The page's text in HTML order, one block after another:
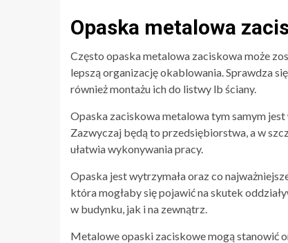
Opaska metalowa
Często opaska metalowa zaciskowa może
lepszą organizację okablowania. Sprawdza
również montażu ich do listwy lb ściany.
Opaska zaciskowa metalowa tym samym
Zazwyczaj będą to przedsiębiorstwa, a w
ułatwia wykonywania pracy.
Opaska jest wytrzymała oraz co
która mogłaby się pojawić na skutek
w budynku, jak i na zewnątrz.
Metalowe opaski zaciskowe mogą stanowić